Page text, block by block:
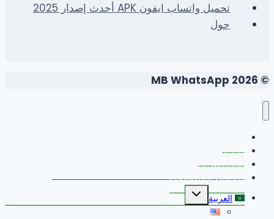
تحميل واتساب ايفون APK أحدث إصدار 2025
حول
© 2026 MB WhatsApp
Changelog
Install MB WhatsApp With Link Device Method
Important Guides
العربية
تبديل